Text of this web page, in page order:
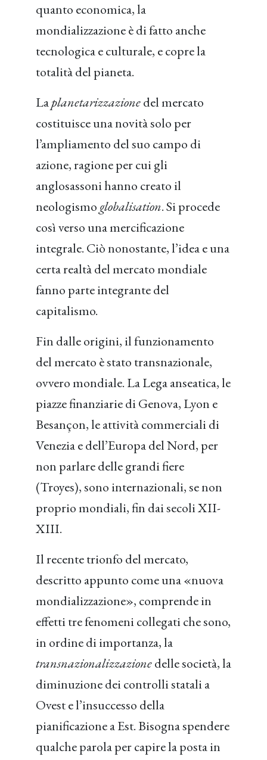
quanto economica, la
mondializzazione è di fatto anche
tecnologica e culturale, e copre la
totalità del pianeta.
Laplanetarizzazionedel mercato
costituisce una novità solo per
l’ampliamento del suo campo di
azione, ragione per cui gli
anglosassoni hanno creato il
neologismo globalisation. Si procede
così verso una mercificazione
integrale. Ciò nonostante, l’idea e una
certa realtà del mercato mondiale
fanno parte integrante del
capitalismo.
Fin dalle origini, il funzionamento
del mercato è stato transnazionale,
ovvero mondiale. La Lega anseatica, le
piazze finanziarie di Genova, Lyon e
Besançon, le attività commerciali di
Venezia e dell’Europa del Nord, per
non parlare delle grandi fiere
(Troyes), sono internazionali, se non
proprio mondiali, fin dai secoli XII-
XIII.
Il recente trionfo del mercato,
descritto appunto come una «nuova
mondializzazione», comprende in
effetti tre fenomeni collegati che sono,
in ordine di importanza, la
transnazionalizzazionedelle società, la
diminuzione dei controlli statali a
Ovest e l’insuccesso della
pianificazione a Est. Bisogna spendere
qualche parola per capire la posta in